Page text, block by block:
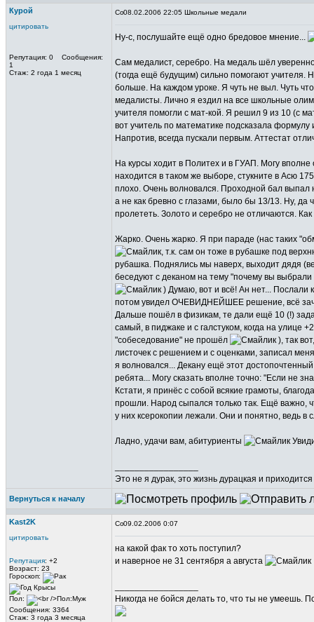
Курой
цитировать
Репутация: 0 Сообщения:
1
Стаж: 2 года 1 месяц
08.02.2006 22:05 Школьные медали
Ну-с, послушайте ещё одно бредовое мнение...
Сам медалист, серебро. На медаль шёл
(тогда ещё будущим) сильно помогают учителя.
больше. На каждом уроке. Я чуть не выл. Чуть
медалисты. Лично я ездил на все школьные
учителя помогли с мат-кой. Я решил 9 из 10 (с
вот учитель по математике подсказала формулу
Напротив, всегда пускали первым. Аттестат
На курсы ходит в Политех и в ГУАП. Могу
находится в таком же выборе, стукните в Асю
плохо. Очень волновался. Проходной бал выпал
а не как бревно с глазами, было бы 13/13. Ну,
пролететь. Золото и серебро не отличаются.
Жарко. Очень жарко. Я при параде (нас таких
, т.к. сам он тоже в рубашке под
рубашка. Поднялись мы наверх, выходит дядя
беседуют с деканом на тему "почему вы
) Думаю, вот и всё! Ан нет... Послали
потом увидел ОЧЕВИДНЕЙШЕЕ решение, всё
Дальше пошёл в физикам, те дали ещё 10 (!)
самый, в пиджаке и с галстуком, когда на улице
"собеседование" не прошёл
), так
листочек с решением и с оценками, записал
я волновался... Декану ещё этот
ребята... Могу сказать вполне точно: "Если не
Кстати, я принёс с собой всякие грамоты,
прошли. Народ сыпался только так. Ещё
у них ксерокопии лежали. Они и понятно, ведь в
Ладно, удачи вам, абитуриенты
Это не я дурак, это жизнь дурацкая и
Вернуться к началу
Kast2K
цитировать
Репутация: +2
Возраст: 23
Гороскоп:
Пол:
Сообщения: 3364
Стаж: 3 года 3 месяца
09.02.2006 0:07
на какой фак то хоть поступил?
и наверное не 31 сентября а августа
Никогда не бойся делать то, что ты не умеешь.